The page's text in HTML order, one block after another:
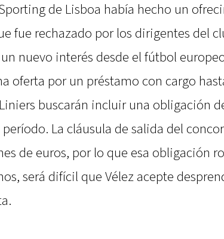
de Lisboa había hecho un
fue rechazado por los dirigentes del
nuevo interés desde el fútbol
oferta por un préstamo con cargo
buscarán incluir una obligación
La cláusula de salida del
de euros, por lo que esa obligación
será difícil que Vélez acepte